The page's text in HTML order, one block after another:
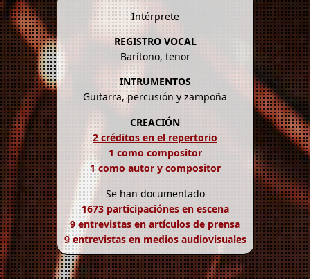
Intérprete
REGISTRO VOCAL
Barítono, tenor
INTRUMENTOS
Guitarra, percusión y zampoña
CREACIÓN
2 créditos en el repertorio
1 como compositor
1 como autor y compositor
Se han documentado
1673 participaciónes en escena
9 entrevistas en artículos de prensa
9 entrevistas en medios audiovisuales